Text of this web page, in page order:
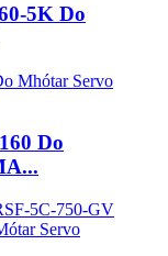
5K Do
Do